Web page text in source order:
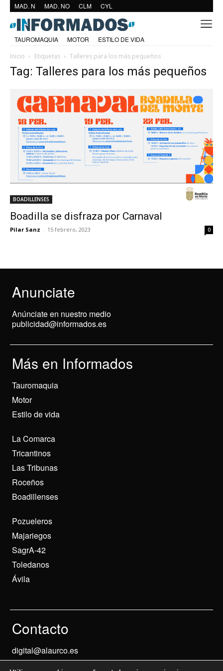
MAD. N MAD. NO CLM CYL
TAUROMAQUIA MOTOR
ESTILO DE VIDA
Inicio
Etiquetas Talleres para los más pequeños
Tag: Talleres para los más pequeños
BOADILLENSES
Boadilla se disfraza por Carnaval
Pilar Sanz - 15 febrero, 2023 0
Anunciate
Anúnciate en nuestro medio
publicidad@informados.es
Más en Informados
Tauromaquia
Motor
Estilo de vida
La Comarca
Tricantinos
Las Tribunas
Roceños
Boadillenses
Pozueleros
Majariegos
SagrA-42
Toledanos
Ávila
Contacto
digital@alaurco.es